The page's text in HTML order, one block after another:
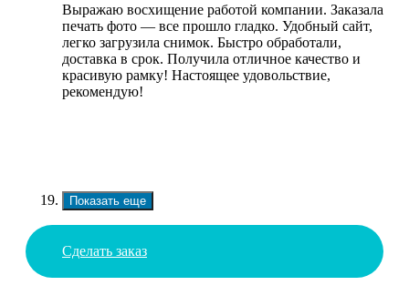
Выражаю восхищение работой компании. Заказала
печать фото — все прошло гладко. Удобный сайт,
легко загрузила снимок. Быстро обработали,
доставка в срок. Получила отличное качество и
красивую рамку! Настоящее удовольствие,
рекомендую!
Показать еще
Сделать заказ